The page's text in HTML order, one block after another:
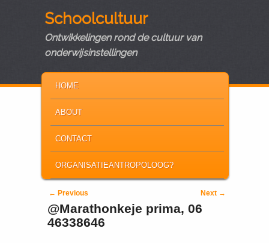
Schoolcultuur
Ontwikkelingen rond de cultuur van
onderwijsinstellingen
SKIP TO PRIMARY CONTENT
SKIP TO SECONDARY CONTENT
HOME
ABOUT
CONTACT
ORGANISATIEANTROPOLOOG?
Post navigation
← Previous Next →
@Marathonkeje prima, 06
46338646